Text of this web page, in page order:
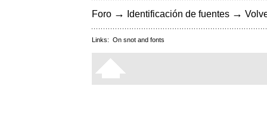
Foro → Identificación de fuentes →
Links: On snot and fonts